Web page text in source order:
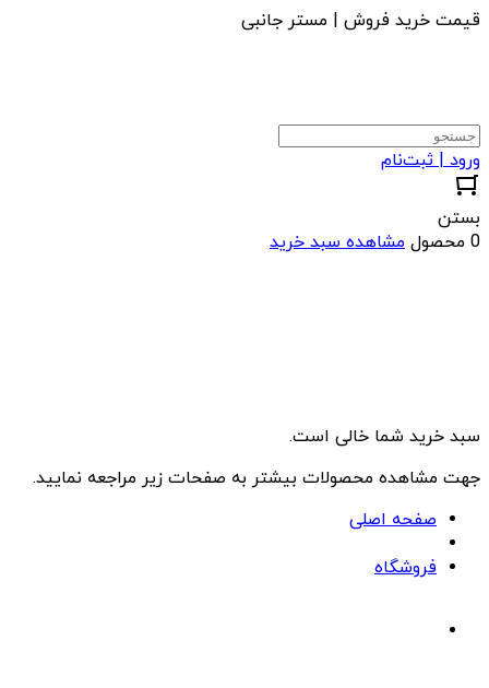
قیمت خرید فروش | مستر جانبی
ورود | ثبت‌نام
بستن
0 محصول
مشاهده سبد خرید
سبد خرید شما خالی است.
جهت مشاهده محصولات بیشتر به صفحات زیر مراجعه نمایید.
صفحه اصلی
فروشگاه